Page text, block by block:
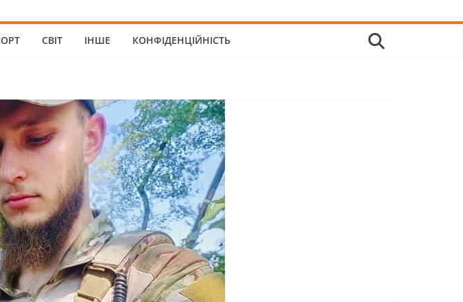
СВІТ ІНШЕ КОНФІДЕНЦІЙНІСТЬ